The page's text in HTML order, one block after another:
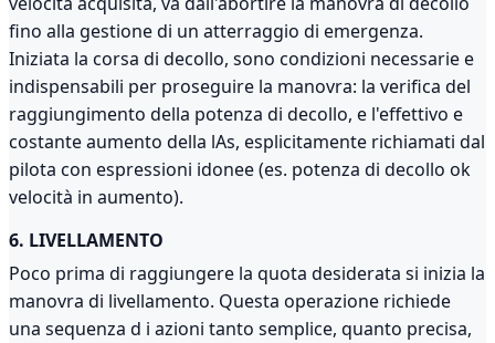
fino alla gestione di un atterraggio di emergenza.
Iniziata la corsa di decollo, sono condizioni necessarie e
indispensabili per proseguire la manovra: la verifica del
raggiungimento della potenza di decollo, e l'effettivo e
costante aumento della lAs, esplicitamente richiamati dal
pilota con espressioni idonee (es. potenza di decollo ok
velocità in aumento).
6. LIVELLAMENTO
Poco prima di raggiungere la quota desiderata si inizia la
manovra di livellamento. Questa operazione richiede
una sequenza d i azioni tanto semplice, quanto precisa,